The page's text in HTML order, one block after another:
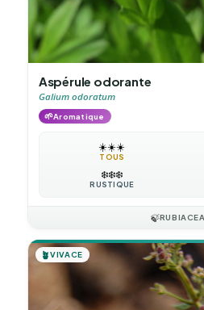
Aspérule odorante
Galium odoratum
🌱Aromatique
☀️☀️☀️
TOUS
❄️❄️❄️
RUSTIQUE
🍃
🪴VIVACE